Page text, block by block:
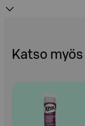
Katso myös